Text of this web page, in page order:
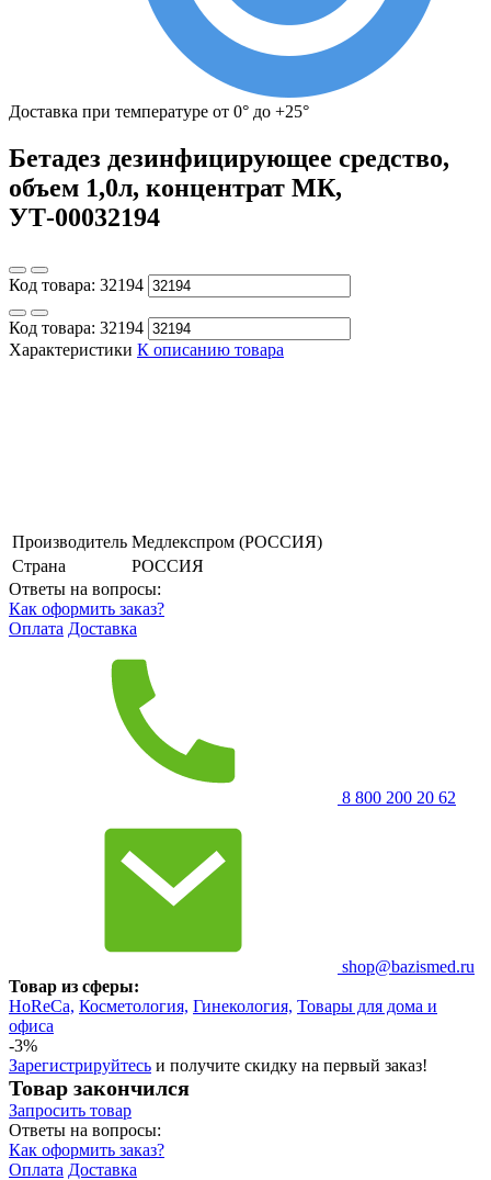
Доставка при температуре от 0° до +25°
Бетадез дезинфицирующее средство,
объем 1,0л, концентрат МК,
УТ-00032194
Код товара: 32194
Код товара: 32194
Характеристики К описанию товара
Производитель Медлекспром (РОССИЯ)
Страна
РОССИЯ
Ответы на вопросы:
Как оформить заказ?
Оплата Доставка
8 800 200 20 62
shop@bazismed.ru
Товар из сферы:
HoReCa, Косметология, Гинекология, Товары для дома и
офиса
-3%
Зарегистрируйтесь и получите скидку на первый заказ!
Товар закончился
Запросить товар
Ответы на вопросы:
Как оформить заказ?
Оплата Доставка